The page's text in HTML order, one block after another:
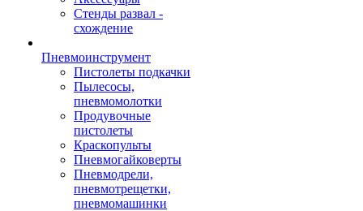
Стенды развал -
схождение
Пневмоинструмент
Пистолеты подкачки
Пылесосы,
пневмомолотки
Продувочные
пистолеты
Краскопульты
Пневмогайковерты
Пневмодрели,
пневмотрещетки,
пневмомашинки